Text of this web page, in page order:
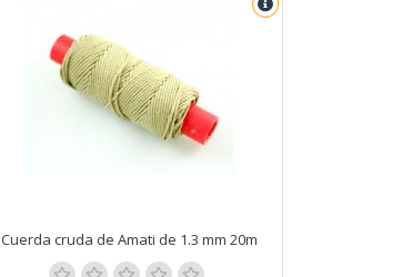
Cuerda cruda de Amati de 1.3 mm 20m